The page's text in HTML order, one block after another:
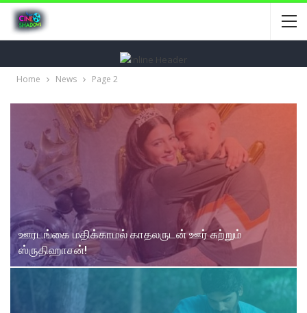
Home News Page 2
ஊரடங்கை மதிக்காமல் காதலருடன் ஊர் சுற்றும்
ஸ்ருதிஹாசன்!